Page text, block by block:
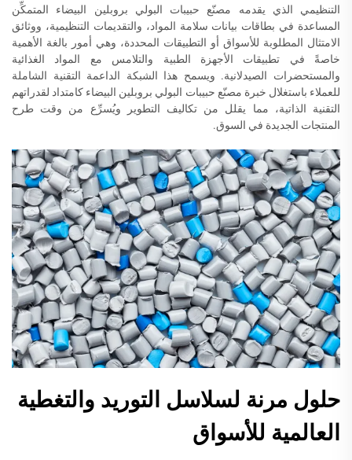
التنظيمي الذي يقدمه مصنّع حبيبات البولي بروبلين البيضاء المتمكِّن
المساعدة في بطاقات بيانات سلامة المواد، والتقديمات التنظيمية، ووثائق
الامتثال المطلوبة للأسواق أو التطبيقات المحددة، وهي أمور بالغة الأهمية
خاصةً في تطبيقات الأجهزة الطبية والتلامس مع المواد الغذائية
والمستحضرات الصيدلانية. ويسمح هذا الشبكة الداعمة التقنية الشاملة
للعملاء باستغلال خبرة مصنّع حبيبات البولي بروبلين البيضاء كامتداد لقدراتهم
التقنية الذاتية، مما يقلل من تكاليف التطوير ويُسرِّع من وقت طرح
المنتجات الجديدة في السوق.
حلول مرنة لسلاسل التوريد والتغطية
العالمية للأسواق